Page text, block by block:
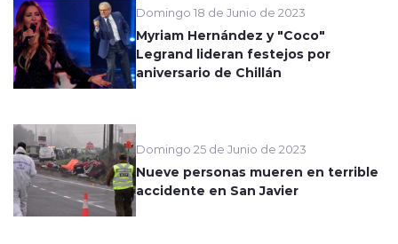
Domingo 18 de Junio de 2023
Myriam Hernández y "Coco"
Legrand lideran festejos por
aniversario de Chillán
Domingo 25 de Junio de 2023
Nueve personas mueren en terrible
accidente en San Javier